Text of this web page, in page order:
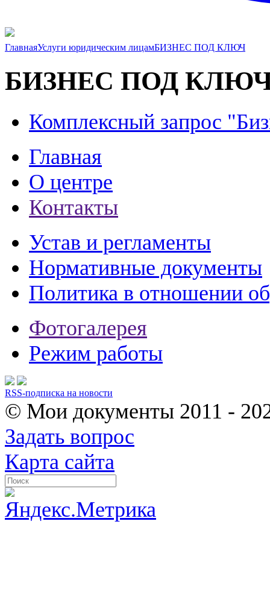
ГлавнаяУслуги юридическим лицамБИЗНЕС ПОД КЛЮЧ
БИЗНЕС ПОД
Комплексный запрос
Главная
О центре
Контакты
Устав и регламенты
Нормативные документы
Политика в отношении
Фотогалерея
Режим работы
RSS-подписка на новости
© Мои документы 2011 -
Задать вопрос
Карта сайта